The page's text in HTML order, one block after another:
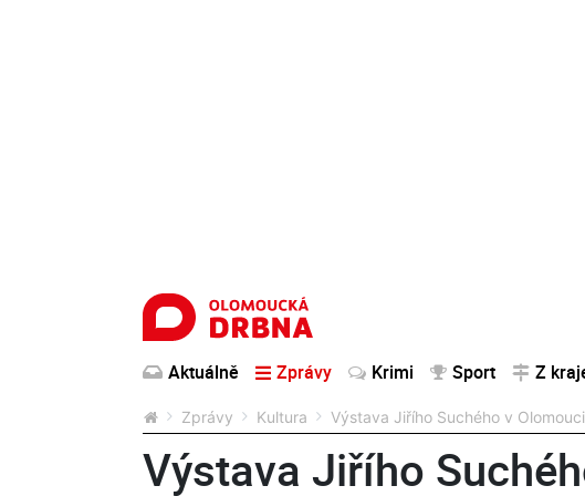
Aktuálně Zprávy Krimi Sport Z
Zprávy Kultura Výstava Jiřího Suchého v
Výstava Jiřího